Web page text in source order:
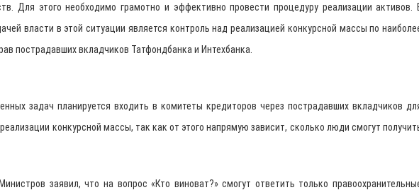
Для этого необходимо грамотно и эффективно провести процедуру реализации активов.
власти в этой ситуации является контроль над реализацией конкурсной массы по
пострадавших вкладчиков Татфондбанка и Интехбанка.
задач планируется входить в комитеты кредиторов через пострадавших вкладчиков
конкурсной массы, так как от этого напрямую зависит, сколько люди смогут
заявил, что на вопрос «Кто виноват?» смогут ответить только